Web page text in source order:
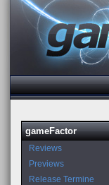
gameFactor
Reviews
Previews
Release Termine